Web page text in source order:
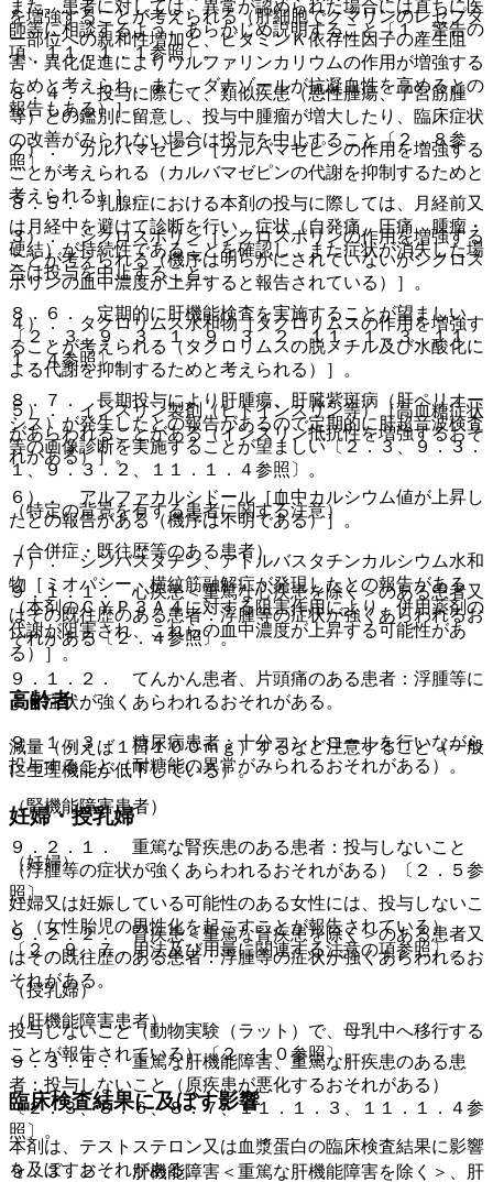
を増強することが考えられる（肝細胞でクマリンのレセプタ
ー部位への親和性増加と、ビタミンＫ依存性因子の産生阻
害・異化促進によりワルファリンカリウムの作用が増強する
ためと考えられ、また、ダナゾールが抗凝血性を高めるとの
報告もある）］。
２）． カルバマゼピン［カルバマゼピンの作用を増強する
ことが考えられる（カルバマゼピンの代謝を抑制するためと
考えられる）］。
３）． シクロスポリン［シクロスポリンの作用を増強する
ことが考えられる（機序は明らかにされていないがシクロス
ポリンの血中濃度が上昇すると報告されている）］。
４）． タクロリムス水和物［タクロリムスの作用を増強す
ることが考えられる（タクロリムスの脱メチル及び水酸化に
よる代謝を抑制するためと考えられる）］。
５）． インスリン製剤（ヒトインスリン等）［高血糖症状
があらわれることがある（インスリン抵抗性を増強するおそ
れがある）］。
６）． アルファカルシドール［血中カルシウム値が上昇し
たとの報告がある（機序は不明である）］。
７）． シンバスタチン、アトルバスタチンカルシウム水和
物［ミオパシー、横紋筋融解症が発現したとの報告がある
（本剤のＣＹＰ３Ａ４に対する阻害作用により、併用薬剤の
代謝が阻害され、これらの血中濃度が上昇する可能性があ
る）］。
高齢者
減量（例えば１日１００ｍｇ）するなど注意すること（一般
に生理機能が低下している）。
妊婦・授乳婦
（妊婦）
妊婦又は妊娠している可能性のある女性には、投与しないこ
と（女性胎児の男性化を起こすことが報告されている）
〔２．９、７．用法及び用量に関連する注意の項参照〕。
（授乳婦）
投与しないこと（動物実験（ラット）で、母乳中へ移行する
ことが報告されている）〔２．１０参照〕。
臨床検査結果に及ぼす影響
本剤は、テストステロン又は血漿蛋白の臨床検査結果に影響
を及ぼすおそれがある。
また、患者に対しては、異常が認められた場合には直ちに医
師等に相談するよう、あらかじめ説明すること〔１．警告の
項、１１．１．１参照〕。
８．４． 投与に際して、類似疾患（悪性腫瘍、子宮筋腫
等）との鑑別に留意し、投与中腫瘤が増大したり、臨床症状
の改善がみられない場合は投与を中止すること〔２．８参
照〕。
８．５． 乳腺症における本剤の投与に際しては、月経前又
は月経中を避けて診断を行い、症状（自発痛、圧痛、腫瘤・
硬結）が持続性であることを確認し、また症状が消失した場
合は投与を中止すること。
８．６． 定期的に肝機能検査を実施することが望ましい
〔２．３、９．３．１、９．３．２、１１．１．３、１１．
１．４参照〕。
８．７． 長期投与により肝腫瘍、肝臓紫斑病（肝ペリオー
シス）が発生したとの報告があるので定期的に肝超音波検査
等の画像診断を実施することが望ましい〔２．３、９．３．
１、９．３．２、１１．１．４参照〕。
（特定の背景を有する患者に関する注意）
（合併症・既往歴等のある患者）
９．１．１． 心疾患＜重篤な心疾患を除く＞のある患者又
はその既往歴のある患者：浮腫等の症状が強くあらわれるお
それがある〔２．４参照〕。
９．１．２． てんかん患者、片頭痛のある患者：浮腫等に
より症状が強くあらわれるおそれがある。
９．１．３． 糖尿病患者：十分コントロールを行いながら
投与すること（耐糖能の異常がみられるおそれがある）。
（腎機能障害患者）
９．２．１． 重篤な腎疾患のある患者：投与しないこと
（浮腫等の症状が強くあらわれるおそれがある）〔２．５参
照〕。
９．２．２． 腎疾患＜重篤な腎疾患を除く＞のある患者又
はその既往歴のある患者：浮腫等の症状が強くあらわれるお
それがある。
（肝機能障害患者）
９．３．１． 重篤な肝機能障害、重篤な肝疾患のある患
者：投与しないこと（原疾患が悪化するおそれがある）
〔２．３、８．６、８．７、１１．１．３、１１．１．４参
照〕。
９．３．２． 肝機能障害＜重篤な肝機能障害を除く＞、肝